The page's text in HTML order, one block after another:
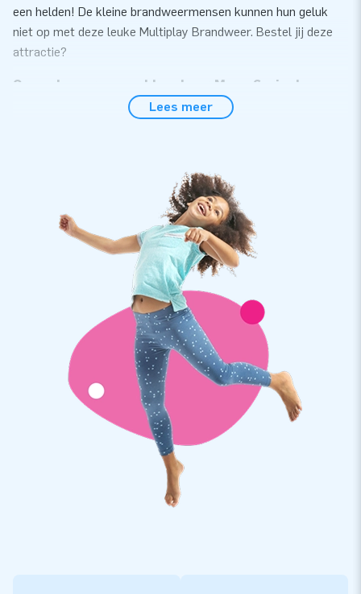
een helden! De kleine brandweermensen kunnen hun geluk
niet op met deze leuke Multiplay Brandweer. Bestel jij deze
attractie?
Op zoek naar een opblaasbaar Mega Springkussen
met glijbaan? Koop een Multiplay Super!
namelijk alles! Van opblaasbare obstakels tot opblaasbare
glijbaan en er is alle ruimte om lekker te springen en te
spelen. Het allerleukste aan de professionele springkussens
met glijbaan is natuurlijk het thema. Deze Multiplay Super
Brandweer is de blikvanger van elk evenement en één ding
weet je zeker: de kinderen vermaken zich wel!
JB Inflatables verkoopt opblaasbare Mega Multiplays in
allerlei thema’s. Zo is er bijvoorbeeld dit Multiplay Super
Brandweer Springkussen, maar er zijn ook opblaasbare
luchtkussens met glijbaan en obstakels in thema Hippie, Dino
en Jungle. Er is zelfs een F1 Springkussen! Bekijk alle
opblaasbare Multiplay luchtkussens op de website van JB
Een professioneel luchtkussen met obstakels
bestellen? Grijp je kans!
Lees meer